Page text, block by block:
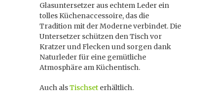
Glasuntersetzer aus echtem Leder ein
tolles Küchenaccessoire, das die
Tradition mit der Moderne verbindet. Die
Untersetzer schützen den Tisch vor
Kratzer und Flecken und sorgen dank
Naturleder für eine gemütliche
Atmosphäre am Küchentisch.
Auch alsTischset erhältlich.